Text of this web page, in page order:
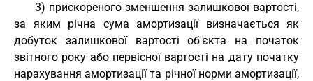
3) прискореного зменшення залишкової вартості,
за яким річна сума амортизації визначається як
добуток залишкової вартості об'єкта на початок
звітного року або первісної вартості на дату початку
нарахування амортизації та річної норми амортизації,